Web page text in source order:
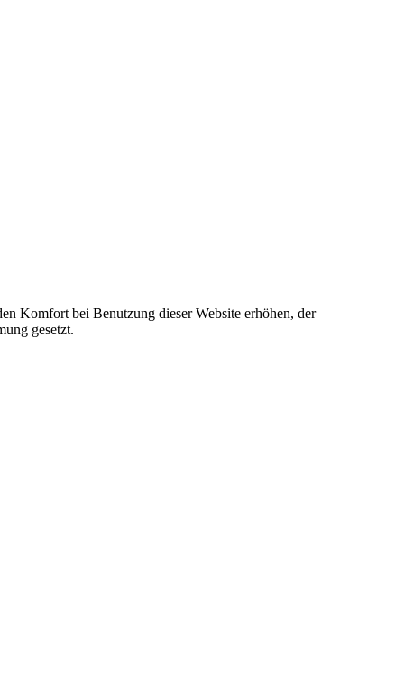
Komfort bei Benutzung dieser Website erhöhen, der
gesetzt.